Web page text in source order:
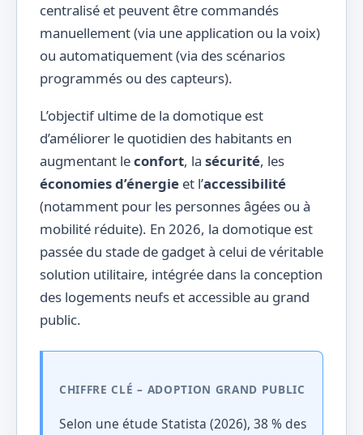
centralisé et peuvent être commandés
manuellement (via une application ou la voix)
ou automatiquement (via des scénarios
programmés ou des capteurs).
L’objectif ultime de la domotique est
d’améliorer le quotidien des habitants en
augmentant leconfort, la sécurité, les
économies d’énergie et l’accessibilité
(notamment pour les personnes âgées ou à
mobilité réduite). En 2026, la domotique est
passée du stade de gadget à celui de véritable
solution utilitaire, intégrée dans la conception
des logements neufs et accessible au grand
public.
CHIFFRE CLÉ – ADOPTION GRAND PUBLIC
Selon une étude Statista (2026), 38 % des